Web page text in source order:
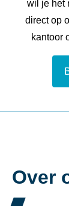
wil je het
direct op
kantoor
Over